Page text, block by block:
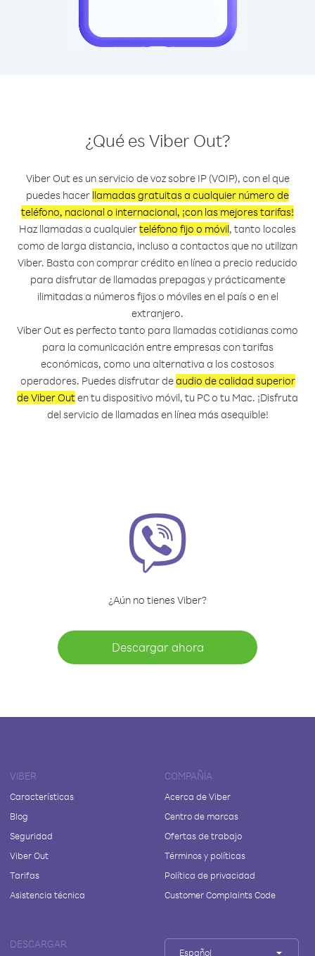
¿Qué es Viber Out?
Viber Out es un servicio de voz sobre IP (VOIP), con el que
puedes hacer llamadas gratuitas a cualquier número de
teléfono, nacional o internacional, ¡con las mejores tarifas!
Haz llamadas a cualquierteléfono fijo o móvil, tanto locales
como de larga distancia, incluso a contactos que no utilizan
Viber. Basta con comprar crédito en línea a precio reducido
para disfrutar de llamadas prepagas y prácticamente
ilimitadas a números fijos o móviles en el país o en el
extranjero.
Viber Out es perfecto tanto para llamadas cotidianas como
para la comunicación entre empresas con tarifas
económicas, como una alternativa a los costosos
operadores. Puedes disfrutar deaudio de calidad superior
de Viber Outen tu dispositivo móvil, tu PC o tu Mac. ¡Disfruta
del servicio de llamadas en línea más asequible!
¿Aún no tienes Viber?
Descargar ahora
VIBER
Características
Blog
Seguridad
Viber Out
Tarifas
Asistencia técnica
COMPAÑÍA
Acerca de Viber
Centro de marcas
Ofertas de trabajo
Términos y políticas
Política de privacidad
Customer Complaints Code
DESCARGAR
Español